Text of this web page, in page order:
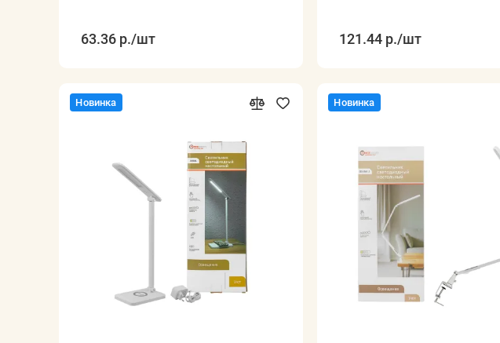
63.36 р./шт 121.44 р./шт
Новинка Новинка